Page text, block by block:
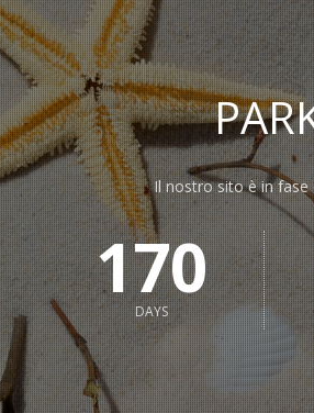
Il nostro sito è in fase
170
DAYS